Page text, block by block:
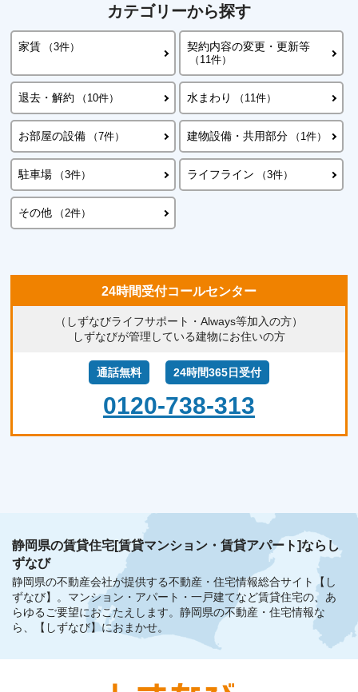
カテゴリーから探す
家賃 （3件） 契約内容の変更・更新等
（11件）
退去・解約 （10件） 水まわり （11件）
お部屋の設備 （7件） 建物設備・共用部分 （1件）
駐車場 （3件） ライフライン （3件）
その他 （2件）
24時間受付コールセンター
（しずなびライフサポート・Always等加入の方）
しずなびが管理している建物にお住いの方
通話無料 24時間365日受付
0120-738-313
静岡県の賃貸住宅[賃貸マンション・賃貸アパート]ならし
ずなび
静岡県の不動産会社が提供する不動産・住宅情報総合サイト【し
ずなび】。 マンション・アパート・一戸建てなど賃貸住宅の、あ
らゆるご要望におこたえします。 静岡県の不動産・住宅情報な
ら、【しずなび】におまかせ。